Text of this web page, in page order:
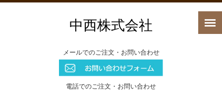
中西株式会社
メールでのご注文・お問い合わせ
電話でのご注文・お問い合わせ